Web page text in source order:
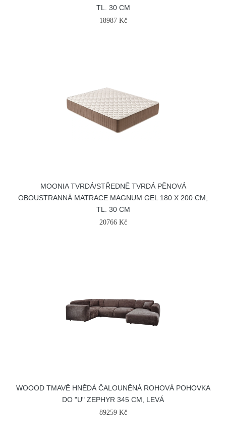
TL. 30 CM
18987 Kč
MOONIA TVRDÁ/STŘEDNĚ TVRDÁ PĚNOVÁ
OBOUSTRANNÁ MATRACE MAGNUM GEL 180 X 200 CM,
TL. 30 CM
20766 Kč
WOOOD TMAVĚ HNĚDÁ ČALOUNĚNÁ ROHOVÁ POHOVKA
DO "U" ZEPHYR 345 CM, LEVÁ
89259 Kč